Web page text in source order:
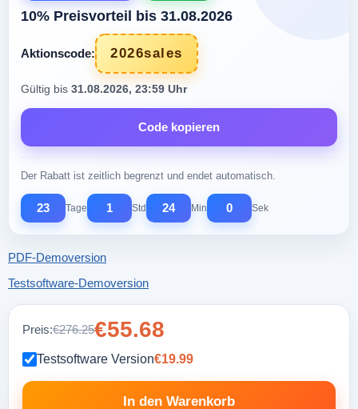
10% Preisvorteil bis 31.08.2026
Aktionscode: 2026sales
Gültig bis 31.08.2026, 23:59 Uhr
Code kopieren
Der Rabatt ist zeitlich begrenzt und endet automatisch.
23 Tage 1 Std 23 Min 59 Sek
PDF-Demoversion
Testsoftware-Demoversion
Preis:€276.25€55.68
Testsoftware Version€19.99
In den Warenkorb